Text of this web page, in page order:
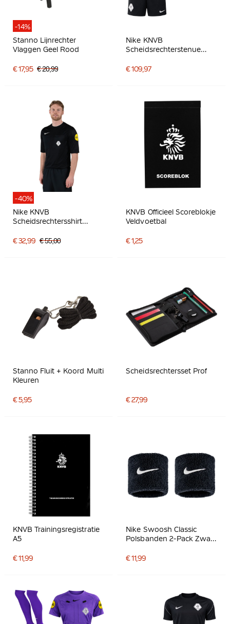
-14%
Stanno Lijnrechter
Vlaggen Geel Rood
€ 17,95 € 20,99
Nike KNVB
Scheidsrechterstenue
Mouwen Neon Geel
€ 109,97
-40%
Nike KNVB
Scheidsrechtersshirt
€ 32,99 € 55,00
KNVB Officieel Scoreblokje
Veldvoetbal
€ 1,25
Stanno Fluit + Koord Multi
Kleuren
€ 5,95
Scheidsrechtersset Prof
€ 27,99
KNVB Trainingsregistratie
A5
€ 11,99
Nike Swoosh Classic
Polsbanden 2-Pack Zwart
€ 11,99